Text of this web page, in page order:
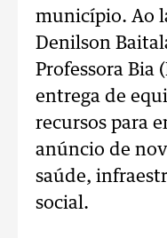
município. Ao
Denilson
Professora Bia
entrega de
recursos para
anúncio de
saúde,
social.